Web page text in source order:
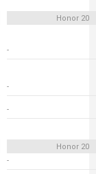
Honor 20
-
-
-
Honor 20
-